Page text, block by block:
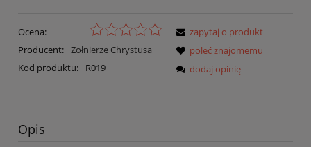
Ocena:
Producent: Żołnierze Chrystusa
Kod produktu:
R019
zapytaj o produkt
poleć znajomemu
dodaj opinię
Opis